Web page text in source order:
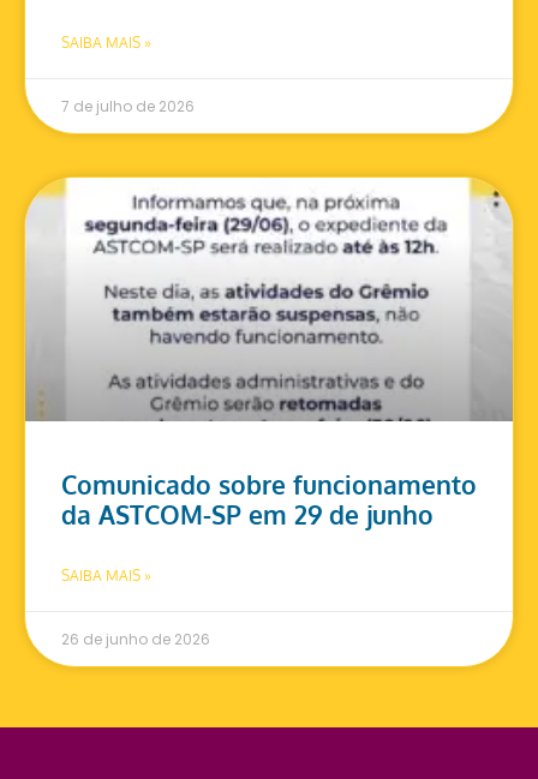
SAIBA MAIS »
7 de julho de 2026
Comunicado sobre funcionamento
da ASTCOM-SP em 29 de junho
SAIBA MAIS »
26 de junho de 2026